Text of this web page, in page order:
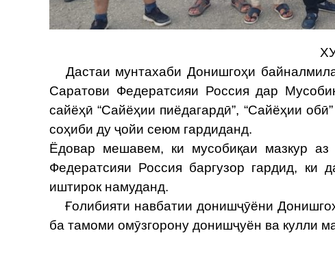
Дастаи мунтахаби Донишгоҳи
Саратови Федератсияи Россия дар
сайёҳӣ “Сайёҳии пиёдагардӣ”, “Сайёҳии
соҳиби ду ҷойи сеюм гардиданд.
Ёдовар мешавем, ки мусобиқаи мазкур
Федератсияи Россия баргузор гардид,
иштирок намуданд.
Ғолибияти навбатии донишҷӯёни
ба тамоми омӯзгорону донишҷуён ва кулли